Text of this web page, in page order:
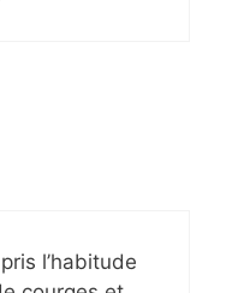
l’habitude